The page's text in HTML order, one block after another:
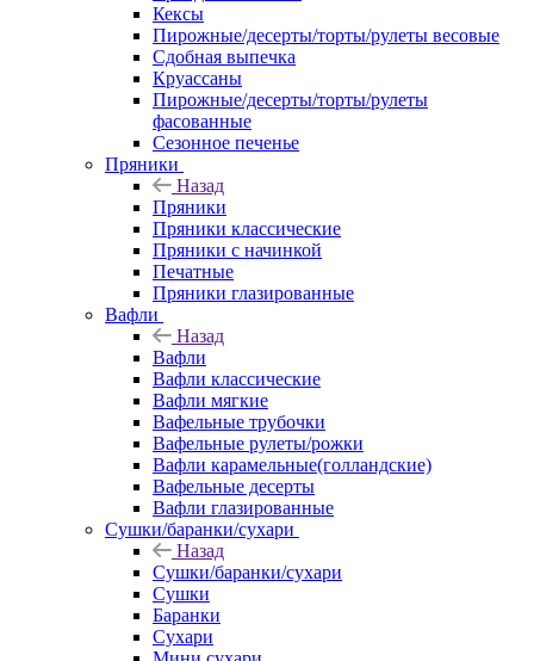
Кексы
Пирожные/десерты/торты/рулеты весовые
Сдобная выпечка
Круассаны
Пирожные/десерты/торты/рулеты
фасованные
Сезонное печенье
Пряники
Назад
Пряники
Пряники классические
Пряники с начинкой
Печатные
Пряники глазированные
Вафли
Назад
Вафли
Вафли классические
Вафли мягкие
Вафельные трубочки
Вафельные рулеты/рожки
Вафли карамельные(голландские)
Вафельные десерты
Вафли глазированные
Сушки/баранки/сухари
Назад
Сушки/баранки/сухари
Сушки
Баранки
Сухари